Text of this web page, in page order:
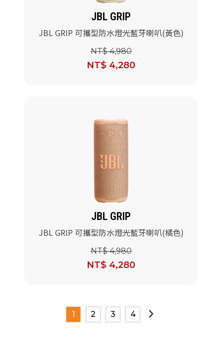
JBL GRIP
JBL GRIP 可攜型防水燈光藍牙喇叭(黃色)
NT$ 4,980
NT$ 4,280
JBL GRIP
JBL GRIP 可攜型防水燈光藍牙喇叭(橘色)
NT$ 4,980
NT$ 4,280
1 2 3 4